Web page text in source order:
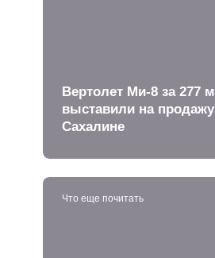
Вертолет Ми-8 за 277
выставили на
Сахалине
Что еще почитать